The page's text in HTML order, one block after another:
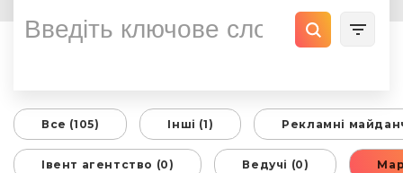
Все (105) Інші (1) Рекламні
Івент агентство (0) Ведучі (0)